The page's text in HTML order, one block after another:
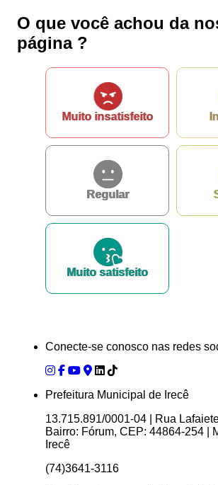
O que você achou da
página ?
Muito insatisfeito
Regular
Muito satisfeito
Conecte-se conosco nas redes
Prefeitura Municipal de Irecê
13.715.891/0001-04 | Rua
Bairro: Fórum, CEP: 44864-254 |
Irecê
(74)3641-3116